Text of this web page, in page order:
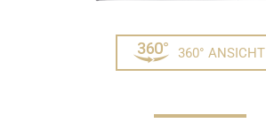
360° ANSICHT